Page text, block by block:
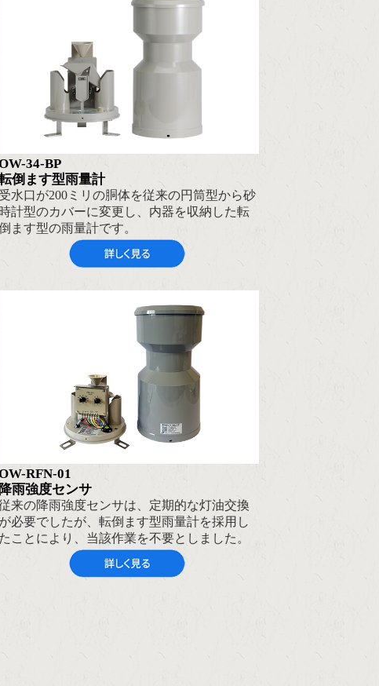
34-BP
倒ます型雨量計
受水口が200ミリの胴体を従来の円筒型から砂
時計型のカバーに変更し、内器を収納した転
ます型の雨量計です。
RFN-01
降雨強度センサ
来の降雨強度センサは、定期的な灯油交換
が必要でしたが、転倒ます型雨量計を採用し
たことにより、当該作業を不要としました。